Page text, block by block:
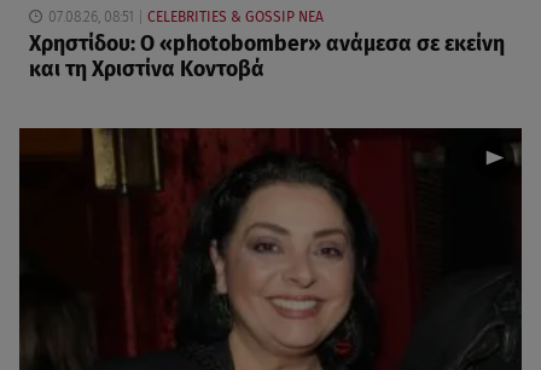
07.08.26, 08:51 CELEBRITIES & GOSSIP ΝΕΑ
Χρηστίδου: Ο «photobomber» ανάμεσα σε εκείνη
και τη Χριστίνα Κοντοβά